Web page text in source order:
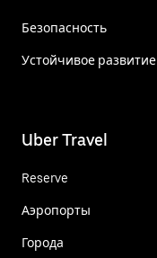
Безопасность
Устойчивое развитие
Uber Travel
Reserve
Аэропорты
Города